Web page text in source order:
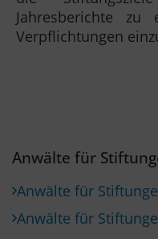
Jahresberichte zu
Verpflichtungen
Anwälte für
Anwälte für
Anwälte für